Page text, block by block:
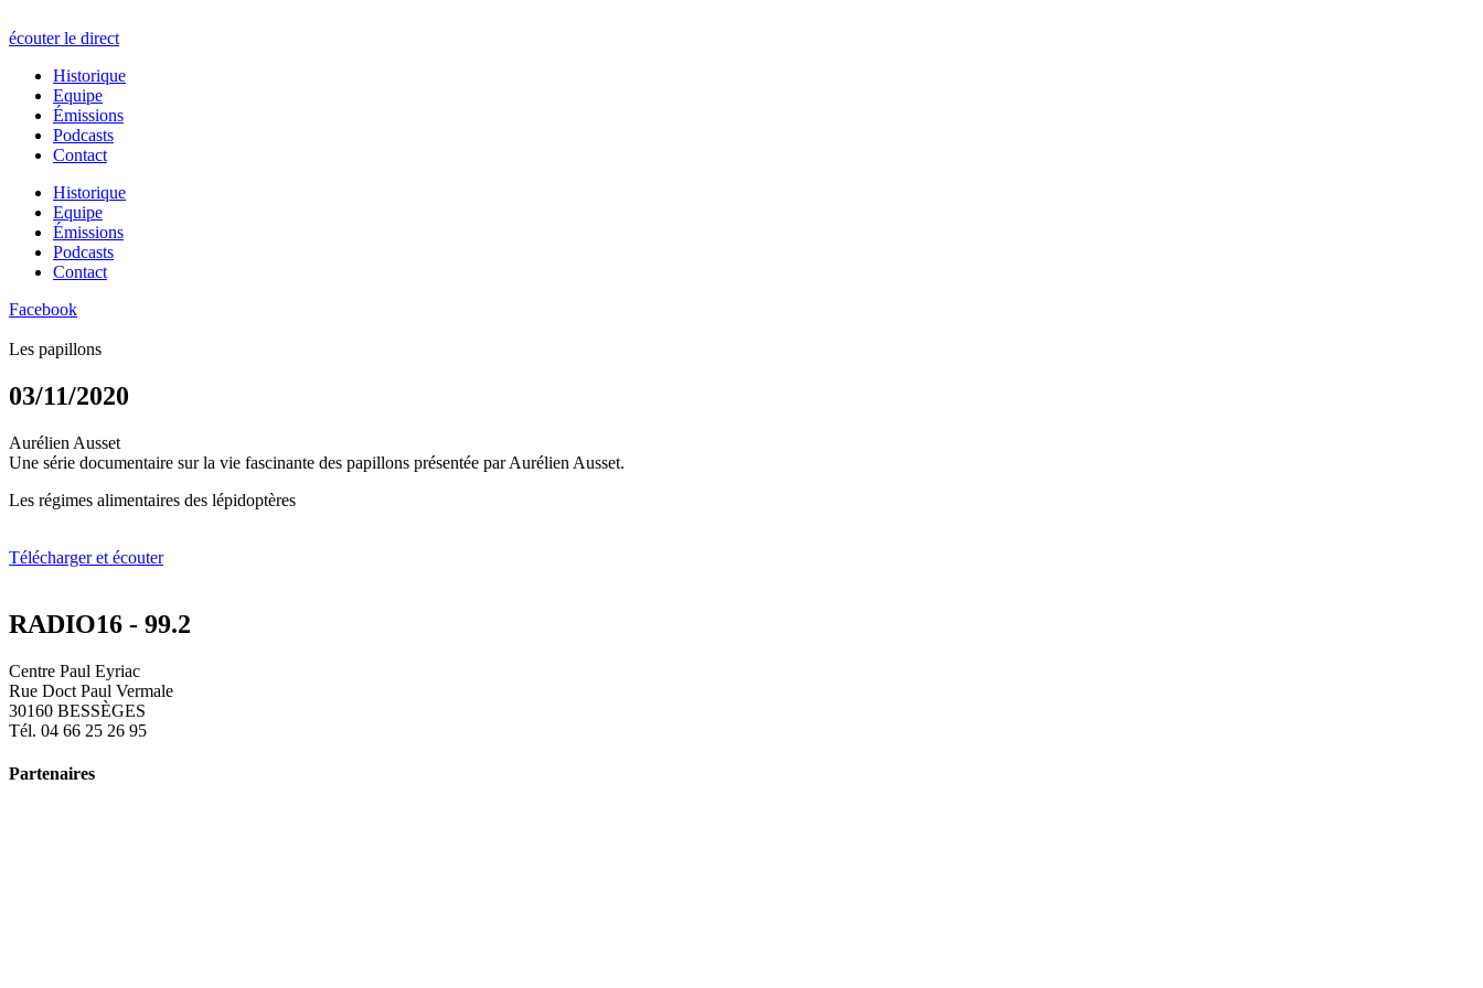
écouter le direct
Historique
Equipe
Émissions
Podcasts
Contact
Historique
Equipe
Émissions
Podcasts
Contact
Facebook
Les papillons
03/11/2020
Aurélien Ausset
Une série documentaire sur la vie fascinante des papillons présentée par Aurélien Ausset.
Les régimes alimentaires des lépidoptères
Télécharger et écouter
RADIO16 - 99.2
Centre Paul Eyriac
Rue Doct Paul Vermale
30160 BESSÈGES
Tél. 04 66 25 26 95
Partenaires